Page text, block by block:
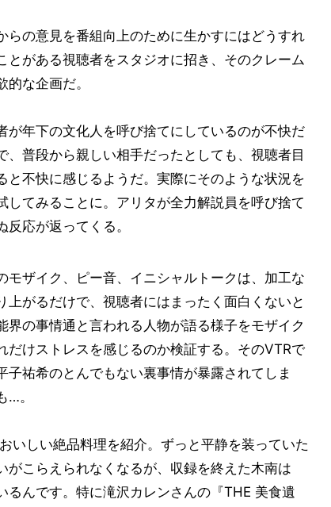
の意見を番組向上のために生かすにはどうすれ
がある視聴者をスタジオに招き、そのクレーム
な企画だ。
年下の文化人を呼び捨てにしているのが不快だ
普段から親しい相手だったとしても、視聴者目
不快に感じるようだ。実際にそのような状況を
してみることに。アリタが全力解説員を呼び捨て
応が返ってくる。
モザイク、ピー音、イニシャルトークは、加工な
がるだけで、視聴者にはまったく面白くないと
の事情通と言われる人物が語る様子をモザイク
だけストレスを感じるのか検証する。そのVTRで
祐希のとんでもない裏事情が暴露されてしま
…。
いしい絶品料理を紹介。ずっと平静を装っていた
こらえられなくなるが、収録を終えた木南は
るんです。特に滝沢カレンさんの『THE 美食遺